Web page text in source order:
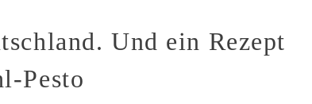
Und ein Rezept
Pesto